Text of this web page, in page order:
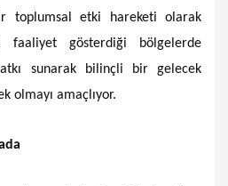
toplumsal etki hareketi olarak
faaliyet gösterdiği bölgelerde
sunarak bilinçli bir gelecek
olmayı amaçlıyor.